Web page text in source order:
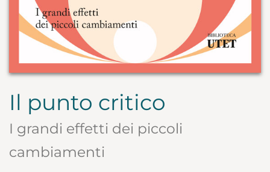
Il punto critico
I grandi effetti dei piccoli
cambiamenti